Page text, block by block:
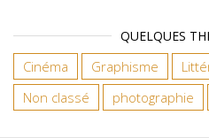
QUELQUES
Cinéma Graphisme
Non classé
photographie